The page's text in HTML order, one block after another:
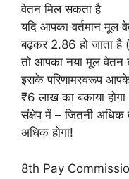
वेतन मिल सकता है
यदि आपका वर्तमान
बढ़कर 2.86 हो जाता है
तो आपका नया मूल
इसके परिणामस्वरूप
₹6 लाख का बकाया
संक्षेप में – जितनी अधिक
अधिक होगा!
8th Pay